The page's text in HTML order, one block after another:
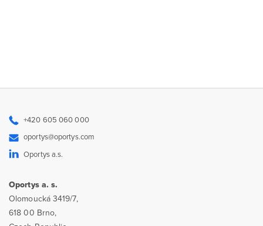
+420 605 060 000
oportys@oportys.com
Oportys a.s.
Oportys a. s.
Olomoucká 3419/7,
618 00 Brno,